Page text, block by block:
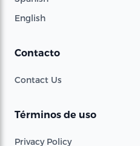
English
Contacto
Contact Us
Términos de uso
Privacy Policy